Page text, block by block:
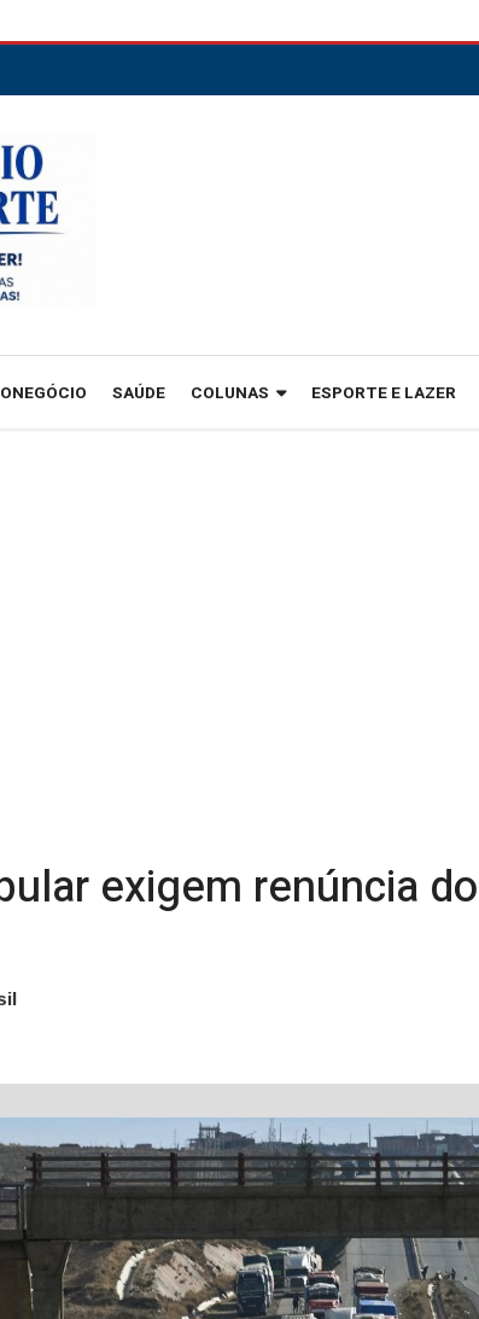
SAÚDE COLUNAS ESPORTE E LAZER
exigem renúncia